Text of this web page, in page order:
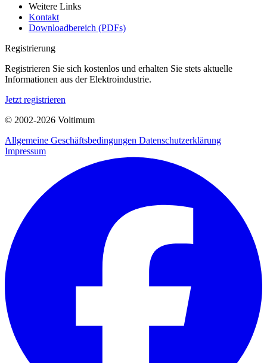
Weitere Links
Kontakt
Downloadbereich (PDFs)
Registrierung
Registrieren Sie sich kostenlos und erhalten Sie stets aktuelle
Informationen aus der Elektroindustrie.
Jetzt registrieren
© 2002-2026 Voltimum
Allgemeine Geschäftsbedingungen Datenschutzerklärung
Impressum